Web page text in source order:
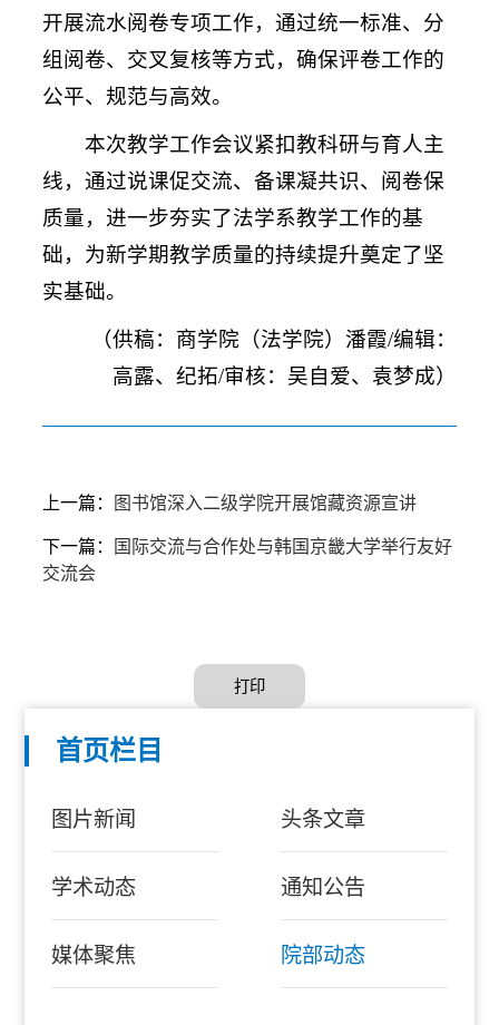
开展流水阅卷专项工作，通过统一标准、分
组阅卷、交叉复核等方式，确保评卷工作的
公平、规范与高效。
本次教学工作会议紧扣教科研与育人主
线，通过说课促交流、备课凝共识、阅卷保
质量，进一步夯实了法学系教学工作的基
础，为新学期教学质量的持续提升奠定了坚
实基础。
（供稿：商学院（法学院）潘霞/编辑：
高露、纪拓/审核：吴自爱、袁梦成）
上一篇： 图书馆深入二级学院开展馆藏资源宣讲
下一篇： 国际交流与合作处与韩国京畿大学举行友好
交流会
打印
首页栏目
图片新闻 头条文章
学术动态 通知公告
媒体聚焦 院部动态